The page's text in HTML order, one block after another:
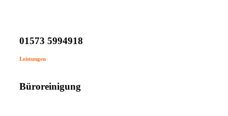
01573 5994918
Leistungen
Büroreinigung